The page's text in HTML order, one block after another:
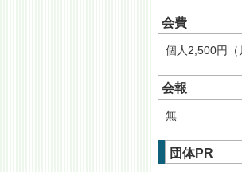
会費
個人2,500円（
会報
無
団体PR